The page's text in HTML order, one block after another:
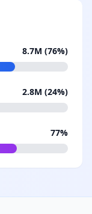
8.7M (76%)
2.8M (24%)
77%